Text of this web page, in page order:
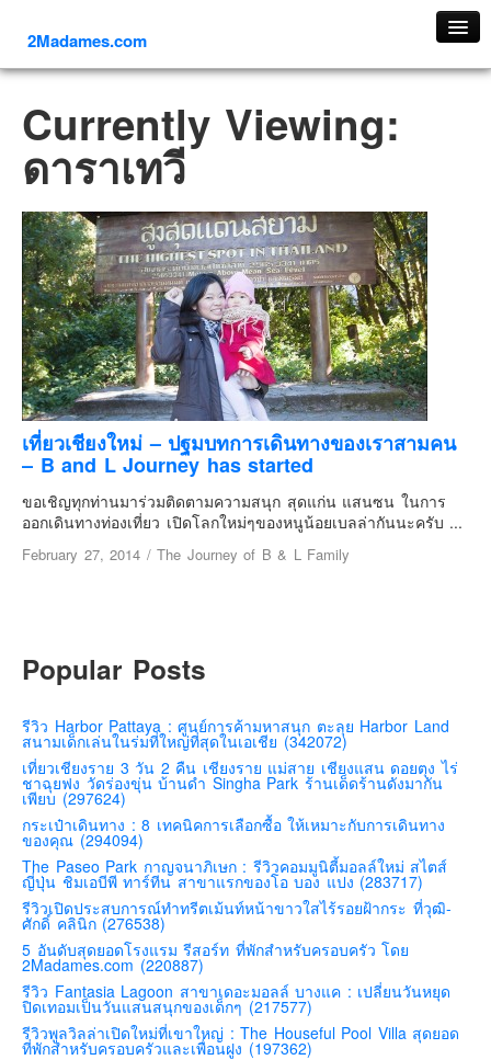
2Madames.com
ภาคเหนือ
ภาคใต้
ภาคกลาง
ภาคตะวันตก
ภาคอีสาน
ทริปต่างประเทศ
ยุโรป
รัสเซีย
อิตาลี
ตุรกี-ตุรเคีย
เยอรมัน
ฝรั่งเศส
ออสเตรีย
เนเธอร์แลนด์
สวิสเซอร์แลนด์
โปรตุเกส
สเปน
โครเอเชีย
สโลเวเนีย
มอนเตรเนโกร
บอสเนียและเฮอร์เซโกวีน่า
ญี่ปุ่น
คันโต-โตเกียวและรอบๆ
คันไซ-โอซาก้า เกียวโต
Currently Viewing:
ดาราเทวี
เที่ยวเชียงใหม่ – ปฐมบทการเดินทางของเราสามคน
– B and L Journey has started
ขอเชิญทุกท่านมาร่วมติดตามความสนุก สุดแก่น แสนซน ในการ
ออกเดินทางท่องเที่ยว เปิดโลกใหม่ๆของหนูน้อยเบลล่ากันนะครับ ...
February 27, 2014 / The Journey of B & L Family
Popular Posts
รีวิว Harbor Pattaya : ศูนย์การค้ามหาสนุก ตะลุย Harbor Land
สนามเด็กเล่นในร่มที่ใหญ่ที่สุดในเอเชีย (342072)
เที่ยวเชียงราย 3 วัน 2 คืน เชียงราย แม่สาย เชียงแสน ดอยตุง ไร่
ชาฉุยฟง วัดร่องขุ่น บ้านดำ Singha Park ร้านเด็ดร้านดังมากัน
เพียบ (297624)
กระเป๋าเดินทาง : 8 เทคนิคการเลือกซื้อ ให้เหมาะกับการเดินทาง
ของคุณ (294094)
The Paseo Park กาญจนาภิเษก : รีวิวคอมมูนิตี้มอลล์ใหม่ สไตส์
ญี่ปุ่น ชิมเอบีพี ทาร์ทีน สาขาแรกของโอ บอง แปง (283717)
รีวิวเปิดประสบการณ์ทำทรีตเม้นท์หน้าขาวใสไร้รอยฝ้ากระ ที่วุฒิ-
ศักดิ์ คลินิก (276538)
5 อันดับสุดยอดโรงแรม รีสอร์ท ที่พักสำหรับครอบครัว โดย
2Madames.com (220887)
รีวิว Fantasia Lagoon สาขาเดอะมอลล์ บางแค : เปลี่ยนวันหยุด
ปิดเทอมเป็นวันแสนสนุกของเด็กๆ (217577)
รีวิวพูลวิลล่าเปิดใหม่ที่เขาใหญ่ : The Houseful Pool Villa สุดยอด
ที่พักสำหรับครอบครัวและเพื่อนฝูง (197362)